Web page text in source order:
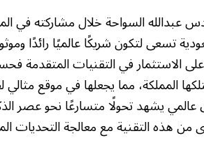
عبدالله السواحة خلال مشاركته في
تسعى لتكون شريكًا عالميًا رائدًا
الاستثمار في التقنيات المتقدمة
المملكة، مما يجعلها في موقع مثالي
يشهد تحولًا متسارعًا نحو عصر
من هذه التقنية مع معالجة التحديات